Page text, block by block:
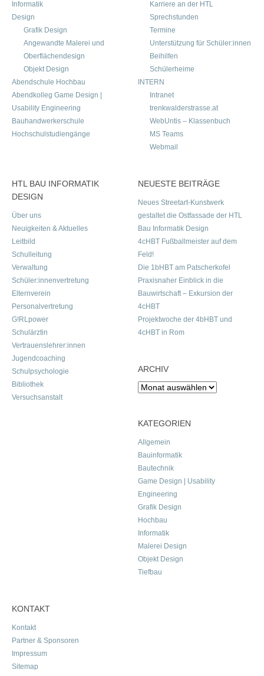
Informatik
Design
Grafik Design
Angewandte Malerei und
Oberflächendesign
Objekt Design
Abendschule Hochbau
Abendkolleg Game Design |
Usability Engineering
Bauhandwerkerschule
Hochschulstudiengänge
Karriere an der HTL
Sprechstunden
Termine
Unterstützung für Schüler:innen
Beihilfen
Schülerheime
INTERN
Intranet
trenkwalderstrasse.at
WebUntis – Klassenbuch
MS Teams
Webmail
HTL BAU INFORMATIK
DESIGN
Über uns
Neuigkeiten & Aktuelles
Leitbild
Schulleitung
Verwaltung
Schüler:innenvertretung
Elternverein
Personalvertretung
G!RLpower
Schulärztin
Vertrauenslehrer:innen
Jugendcoaching
Schulpsychologie
Bibliothek
Versuchsanstalt
NEUESTE BEITRÄGE
Neues Streetart-Kunstwerk
gestaltet die Ostfassade der HTL
Bau Informatik Design
4cHBT Fußballmeister auf dem
Feld!
Die 1bHBT am Patscherkofel
Praxisnaher Einblick in die
Bauwirtschaft – Exkursion der
4cHBT
Projektwoche der 4bHBT und
4cHBT in Rom
ARCHIV
Archiv
KATEGORIEN
Allgemein
Bauinformatik
Bautechnik
Game Design | Usability
Engineering
Grafik Design
Hochbau
Informatik
Malerei Design
Objekt Design
Tiefbau
KONTAKT
Kontakt
Partner & Sponsoren
Impressum
Sitemap